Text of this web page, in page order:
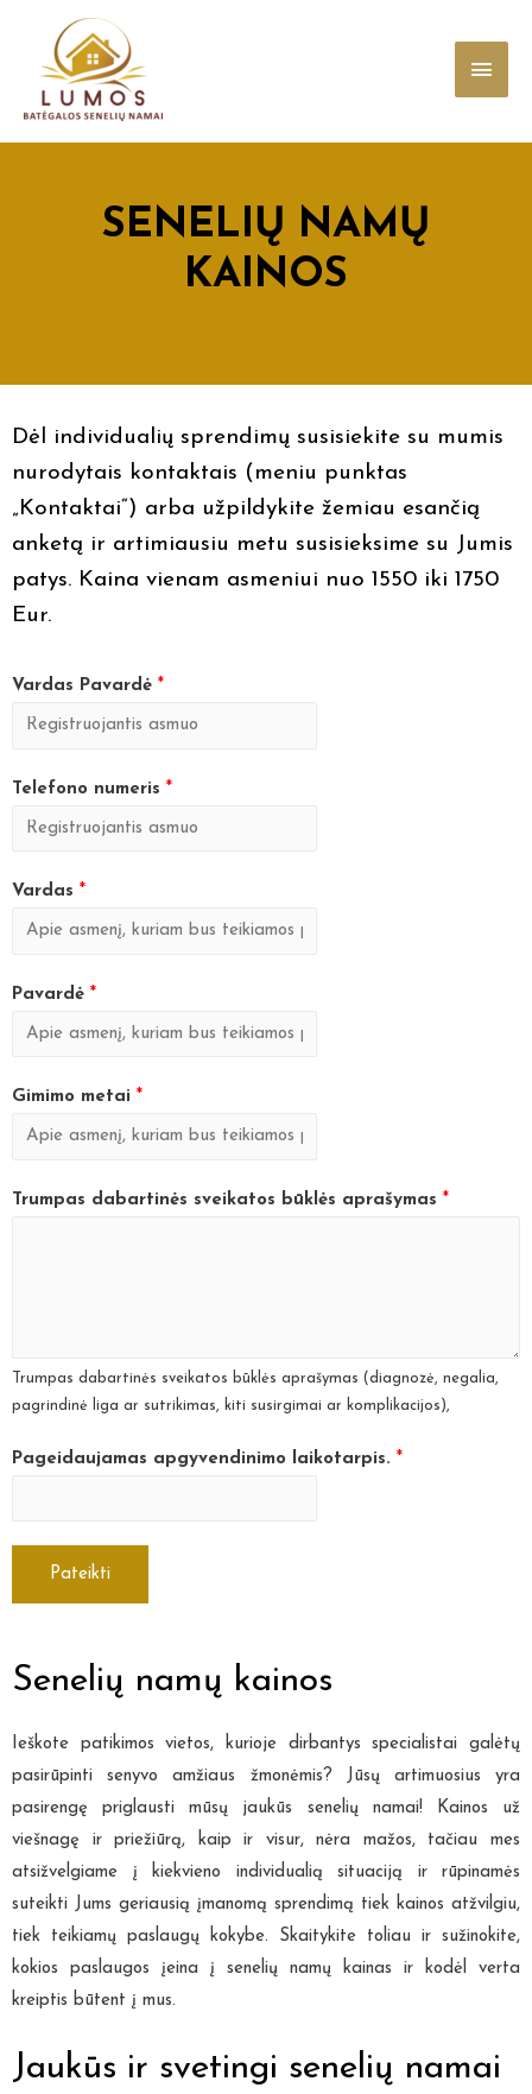
SENELIŲ NAMŲ
KAINOS
Dėl individualių sprendimų susisiekite su mumis
nurodytais kontaktais (meniu punktas
„Kontaktai“) arba užpildykite žemiau esančią
anketą ir artimiausiu metu susisieksime su Jumis
patys. Kaina vienam asmeniui nuo 1550 iki 1750
Eur.
Vardas Pavardė *
Telefono numeris *
Vardas *
Pavardė *
Gimimo metai *
Trumpas dabartinės sveikatos būklės aprašymas *
Trumpas dabartinės sveikatos būklės aprašymas (diagnozė, negalia,
pagrindinė liga ar sutrikimas, kiti susirgimai ar komplikacijos),
Pageidaujamas apgyvendinimo laikotarpis. *
Pateikti
Senelių namų kainos
Ieškote patikimos vietos, kurioje dirbantys specialistai galėtų
pasirūpinti senyvo amžiaus žmonėmis? Jūsų artimuosius yra
pasirengę priglausti mūsų jaukūs senelių namai! Kainos už
viešnagę ir priežiūrą, kaip ir visur, nėra mažos, tačiau mes
atsižvelgiame į kiekvieno individualią situaciją ir rūpinamės
suteikti Jums geriausią įmanomą sprendimą tiek kainos atžvilgiu,
tiek teikiamų paslaugų kokybe. Skaitykite toliau ir sužinokite,
kokios paslaugos įeina į senelių namų kainas ir kodėl verta
kreiptis būtent į mus.
Jaukūs ir svetingi senelių namai